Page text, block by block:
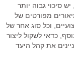
סיכוי גבוה יותר
מפורטים של
וכל סוג אחר של
כדאי לשקול ליצור
את קהל היעד